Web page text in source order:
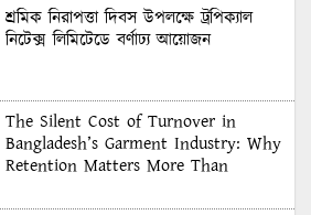
শ্রমিক নিরাপত্তা দিবস উপলক্ষে ট্রপিক্যাল
নিটেক্স লিমিটেডে বর্ণাঢ্য আয়োজন
The Silent Cost of Turnover in
Bangladesh’s Garment Industry: Why
Retention Matters More Than